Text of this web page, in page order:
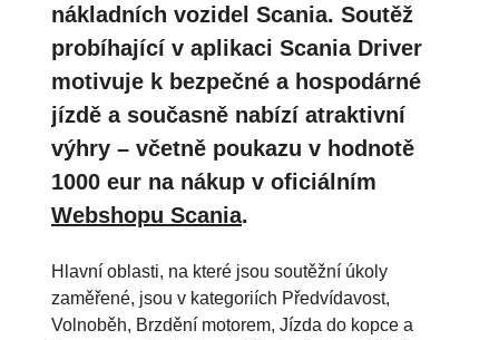
nákladních vozidel Scania. Soutěž
probíhající v aplikaci Scania Driver
motivuje k bezpečné a hospodárné
jízdě a současně nabízí atraktivní
výhry – včetně poukazu v hodnotě
1000 eur na nákup v oficiálním
Webshopu Scania.
Hlavní oblasti, na které jsou soutěžní úkoly
zaměřené, jsou v kategoriích Předvídavost,
Volnoběh, Brzdění motorem, Jízda do kopce a